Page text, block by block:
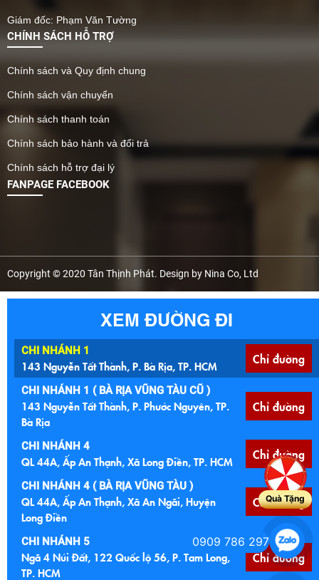
Giám đốc: Phạm Văn Tường
CHÍNH SÁCH HỖ TRỢ
Chính sách và Quy định chung
Chính sách vận chuyển
Chính sách thanh toán
Chính sách bảo hành và đổi trả
Chính sách hỗ trợ đại lý
FANPAGE FACEBOOK
Copyright © 2020 Tân Thịnh Phát. Design by Nina Co, Ltd
XEM ĐƯỜNG ĐI
CHI NHÁNH 1
143 Nguyễn Tất Thành, P. Bà Rịa, TP. HCM Chỉ đường
CHI NHÁNH 1 ( BÀ RỊA VŨNG TÀU CŨ )
143 Nguyễn Tất Thành, P. Phước Nguyên, TP.
Bà Rịa
Chỉ đường
CHI NHÁNH 4
QL 44A, Ấp An Thạnh, Xã Long Điền, TP. HCM Chỉ đường
CHI NHÁNH 4 ( BÀ RỊA VŨNG TÀU )
QL 44A, Ấp An Thạnh, Xã An Ngãi, Huyện
Long Điền
Chỉ đường
CHI NHÁNH 5
Ngã 4 Núi Đất, 122 Quốc lộ 56, P. Tam Long,
TP. HCM
Chỉ đường
Quà Tặng
0909 786 297